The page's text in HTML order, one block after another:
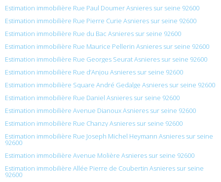
Estimation immobilière Rue Paul Doumer Asnieres sur seine 92600
Estimation immobilière Rue Pierre Curie Asnieres sur seine 92600
Estimation immobilière Rue du Bac Asnieres sur seine 92600
Estimation immobilière Rue Maurice Pellerin Asnieres sur seine 92600
Estimation immobilière Rue Georges Seurat Asnieres sur seine 92600
Estimation immobilière Rue d’Anjou Asnieres sur seine 92600
Estimation immobilière Square André Gedalge Asnieres sur seine 92600
Estimation immobilière Rue Daniel Asnieres sur seine 92600
Estimation immobilière Avenue Dianoux Asnieres sur seine 92600
Estimation immobilière Rue Chanzy Asnieres sur seine 92600
Estimation immobilière Rue Joseph Michel Heymann Asnieres sur seine
92600
Estimation immobilière Avenue Molière Asnieres sur seine 92600
Estimation immobilière Allée Pierre de Coubertin Asnieres sur seine
92600